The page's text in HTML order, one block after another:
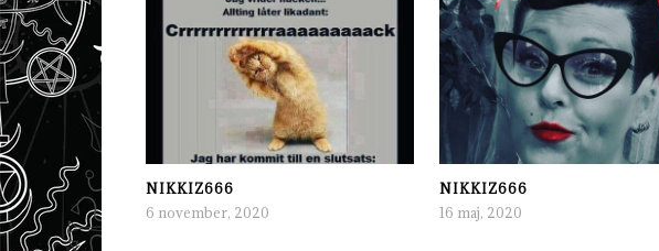
NIKKIZ666
6 november, 2020
NIKKIZ666
16 maj, 2020